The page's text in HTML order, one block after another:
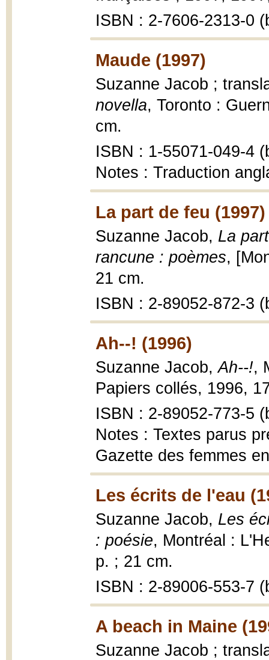
ISBN : 2-7606-2313-0
Maude (1997)
Suzanne Jacob ;
novella, Toronto :
cm.
ISBN : 1-55071-049-4
Notes : Traduction
La part de feu (1997)
Suzanne Jacob, La
rancune : poèmes,
21 cm.
ISBN : 2-89052-872-3
Ah--! (1996)
Suzanne Jacob,Ah--!,
Papiers collés, 1996,
ISBN : 2-89052-773-5
Notes : Textes parus
Gazette des femmes
Les écrits de l'eau
Suzanne Jacob, Les
: poésie, Montréal :
p. ; 21 cm.
ISBN : 2-89006-553-7
A beach in Maine
Suzanne Jacob ;